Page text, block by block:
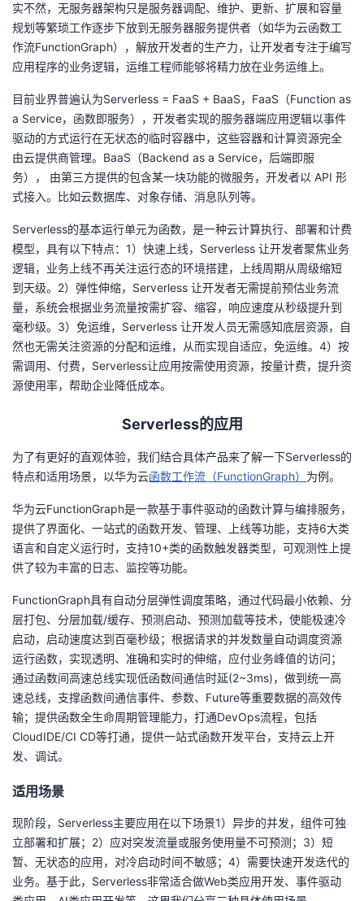
实不然，无服务器架构只是服务器调配、维护、更新、扩展和容量
规划等繁琐工作逐步下放到无服务器服务提供者（如华为云函数工
作流FunctionGraph），解放开发者的生产力，让开发者专注于编写
应用程序的业务逻辑，运维工程师能够将精力放在业务运维上。
目前业界普遍认为Serverless = FaaS + BaaS， FaaS （Function as
a Service，函数即服务），开发者实现的服务器端应用逻辑以事件
驱动的方式运行在无状态的临时容器中，这些容器和计算资源完全
由云提供商管理。 BaaS （Backend as a Service，后端即服
务），
由第三方提供的包含某一块功能的微服务，开发者以 API 形
式接入。比如云数据库、对象存储、消息队列等。
Serverless的基本运行单元为函数，是一种云计算执行、部署和计费
模型，具有以下特点： 1）快速上线， Serverless 让开发者聚焦业务
逻辑，业务上线不再关注运行态的环境搭建，上线周期从周级缩短
到天级。 2）弹性伸缩， Serverless 让开发者无需提前预估业务流
量，系统会根据业务流量按需扩容、缩容，响应速度从秒级提升到
毫秒级。 3）免运维， Serverless 让开发人员无需感知底层资源，自
然也无需关注资源的分配和运维，从而实现自适应，免运维。 4）按
需调用、付费， Serverless让应用按需使用资源，按量计费，提升资
源使用率，帮助企业降低成本。
Serverless的应用
为了有更好的直观体验，我们结合具体产品来了解一下Serverless的
特点和适用场景，以华为云函数工作流（FunctionGraph） 为例。
华为云FunctionGraph是一款基于事件驱动的函数计算与编排服务，
提供了界面化、一站式的函数开发、管理、上线等功能，支持6大类
语言和自定义运行时，支持10+类的函数触发器类型，可观测性上提
供了较为丰富的日志、监控等功能。
FunctionGraph具有自动分层弹性调度策略，通过代码最小依赖、分
层打包、分层加载/缓存、预测启动、预测加载等技术，使能极速冷
启动，启动速度达到百毫秒级；根据请求的并发数量自动调度资源
运行函数，实现透明、准确和实时的伸缩，应付业务峰值的访问；
通过函数间高速总线实现低函数间通信时延(2~3ms)，做到统一高
速总线，支撑函数间通信事件、参数、 Future等重要数据的高效传
输；提供函数全生命周期管理能力，打通DevOps流程，包括
CloudIDE/CI CD等打通，提供一站式函数开发平台，支持云上开
发、调试。
适用场景
现阶段， Serverless主要应用在以下场景1）异步的并发，组件可独
立部署和扩展； 2）应对突发流量或服务使用量不可预测； 3）短
暂、无状态的应用，对冷启动时间不敏感； 4）需要快速开发迭代的
业务。基于此， Serverless非常适合做Web类应用开发、事件驱动